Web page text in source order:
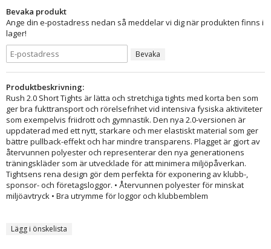
Bevaka produkt
Ange din e-postadress nedan så meddelar vi dig när produkten finns i
lager!
Bevaka
Produktbeskrivning:
Rush 2.0 Short Tights är lätta och stretchiga tights med korta ben som
ger bra fukttransport och rörelsefrihet vid intensiva fysiska aktiviteter
som exempelvis friidrott och gymnastik. Den nya 2.0-versionen är
uppdaterad med ett nytt, starkare och mer elastiskt material som ger
bättre pullback-effekt och har mindre transparens. Plagget är gjort av
återvunnen polyester och representerar den nya generationens
träningskläder som är utvecklade för att minimera miljöpåverkan.
Tightsens rena design gör dem perfekta för exponering av klubb-,
sponsor- och företagsloggor. • Återvunnen polyester för minskat
miljöavtryck • Bra utrymme för loggor och klubbemblem
Lägg i önskelista